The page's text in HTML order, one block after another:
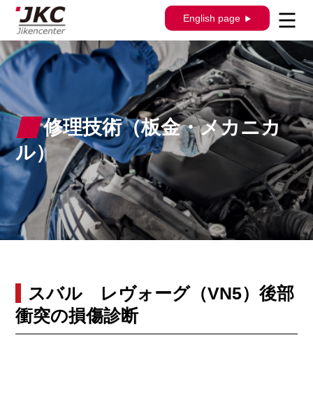
English page
修理技術（板金・メカニカ
ル）
スバル レヴォーグ（VN5）後部
衝突の損傷診断